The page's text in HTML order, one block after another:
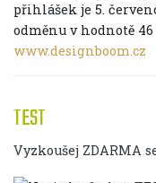
TEST
Vyzkoušej ZDARMA
přihlášek je 5.
odměnu v hodnotě 46
www.designboom.cz